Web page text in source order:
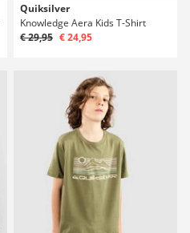
Quiksilver
Knowledge Aera Kids T-Shirt
€ 29,95 € 24,95